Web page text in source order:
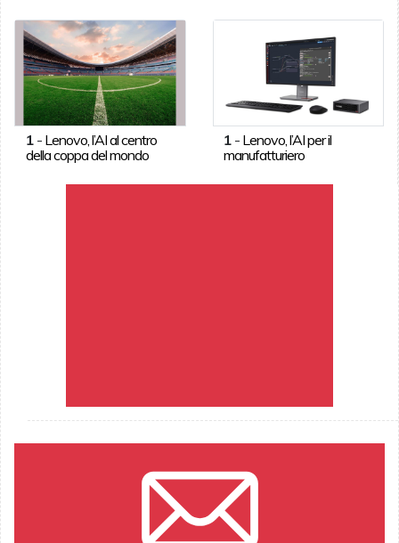
1- Lenovo, l’AI al centro
della coppa del mondo
1 - Lenovo, l’AI per il
manufatturiero